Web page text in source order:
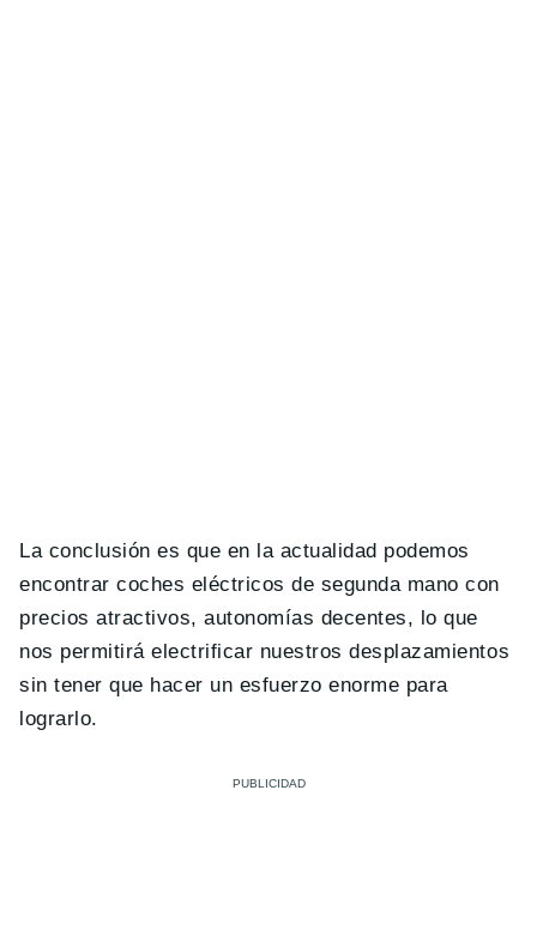
La conclusión es que en la actualidad podemos
encontrar coches eléctricos de segunda mano con
precios atractivos, autonomías decentes, lo que
nos permitirá electrificar nuestros desplazamientos
sin tener que hacer un esfuerzo enorme para
lograrlo.